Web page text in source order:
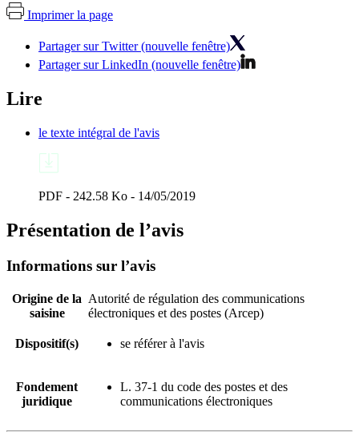
Imprimer la page
Partager sur Twitter (nouvelle fenêtre)
Partager sur LinkedIn (nouvelle fenêtre)
Lire
le texte intégral de l'avis
PDF - 242.58 Ko - 14/05/2019
Présentation de l’avis
Informations sur l’avis
Origine de la
saisine
Autorité de régulation des communications
électroniques et des postes (Arcep)
Dispositif(s) se référer à l'avis
Fondement
juridique
L. 37-1 du code des postes et des
communications électroniques